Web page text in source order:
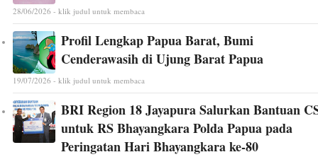
28/06/2026 - klik judul untuk membaca
Profil Lengkap Papua Barat, Bumi
Cenderawasih di Ujung Barat Papua
19/07/2026 - klik judul untuk membaca
BRI Region 18 Jayapura Salurkan Bantuan
untuk RS Bhayangkara Polda Papua pada
Peringatan Hari Bhayangkara ke-80